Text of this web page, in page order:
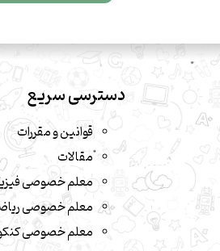
دسترسی سریع
قوانین و مقررات
مقالات
معلم خصوصی
معلم خصوصی
معلم خصوصی